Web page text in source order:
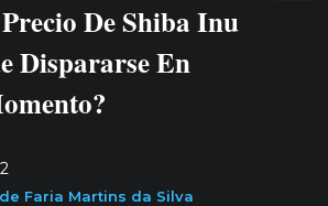
De Shiba Inu
Dispararse En
Faria Martins da Silva